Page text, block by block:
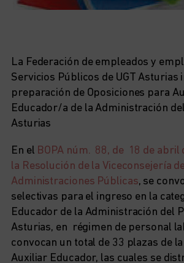
La Federación de empleados y
Servicios Públicos de UGT Asturias
preparación de Oposiciones para
Educador/a de la Administración
Asturias
En el BOPA núm. 88, de 18 de abril
la Resolución de la Viceconsejería de
Administraciones Públicas, se
selectivas para el ingreso en la
Educador de la Administración del
Asturias, en régimen de personal
convocan un total de 33 plazas de
Auxiliar Educador, las cuales se